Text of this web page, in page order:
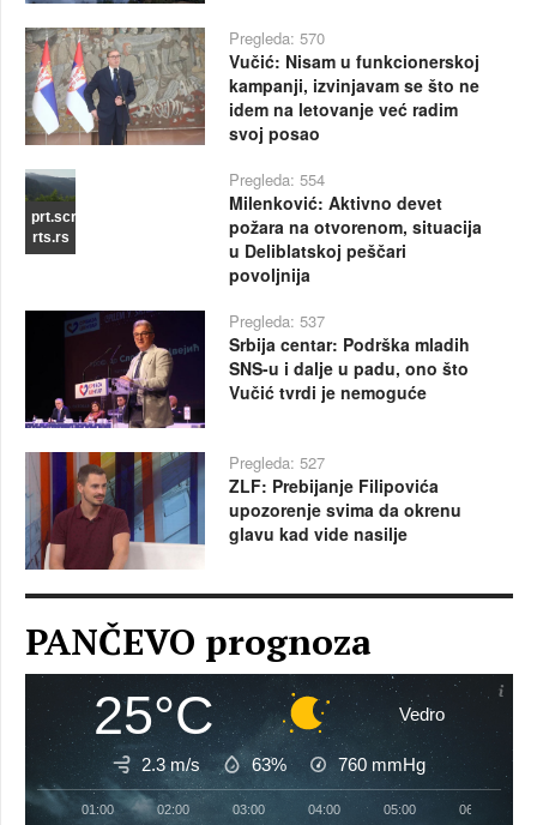
Pregleda: 570
Vučić: Nisam u funkcionerskoj
kampanji, izvinjavam se što ne
idem na letovanje već radim
svoj posao
prt.scr
rts.rs
Pregleda: 554
Milenković: Aktivno devet
požara na otvorenom, situacija
u Deliblatskoj peščari
povoljnija
Pregleda: 537
Srbija centar: Podrška mladih
SNS-u i dalje u padu, ono što
Vučić tvrdi je nemoguće
Pregleda: 527
ZLF: Prebijanje Filipovića
upozorenje svima da okrenu
glavu kad vide nasilje
PANČEVO prognoza
25°C Vedro
2.3 m/s 63% 760 mmHg
01:00 02:00 03:00 04:00 05:00 06:00